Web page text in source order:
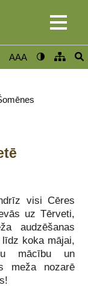
AAA
visi Cēres
uz Tērveti,
audzēšanas
koka mājai,
mācību un
meža nozarē